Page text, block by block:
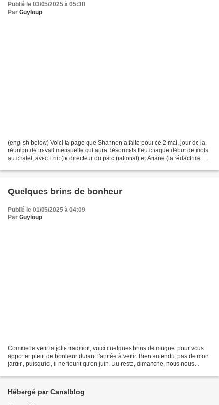
Publié le 03/05/2025 à 05:38
Par Guyloup
(english below) Voici la page que Shannen a faite pour ce 2 mai, jour de la
réunion de travail mensuelle qui aura désormais lieu chaque début de mois
au chalet, avec Eric (le directeur du parc national) et Ariane (la rédactrice en
Quelques brins de bonheur
Publié le 01/05/2025 à 04:09
Par Guyloup
Comme le veut la jolie tradition, voici quelques brins de muguet pour vous
apporter plein de bonheur durant l'année à venir. Bien entendu, pas de mon
jardin, puisqu'ici, il ne fleurit qu'en juin. Du reste, dimanche, nous nous
Hébergé par Canalblog